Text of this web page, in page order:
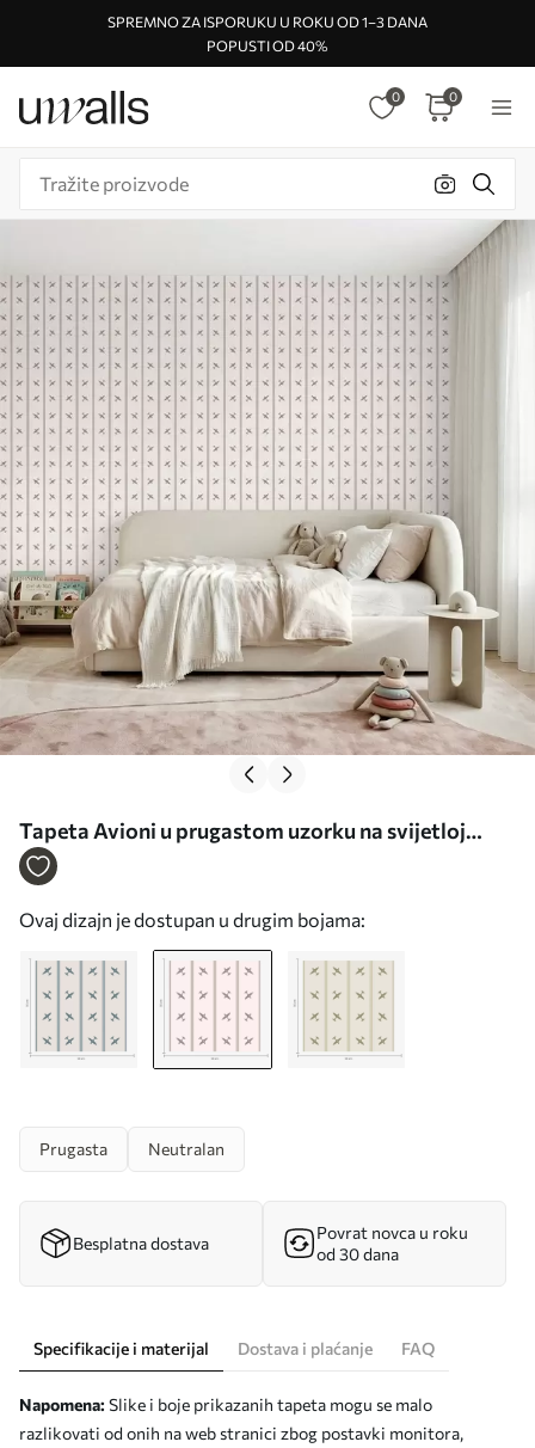
SPREMNO ZA ISPORUKU U ROKU OD 1–3 DANA
POPUSTI OD 40%
0 0
Tapeta Avioni u prugastom uzorku na svijetloj
pozadini br. a01170v1
Ovaj dizajn je dostupan u drugim bojama:
Prugasta Neutralan
Besplatna dostava
Povrat novca u roku
od 30 dana
Specifikacije i materijal Dostava i plaćanje FAQ
Napomena: Slike i boje prikazanih tapeta mogu se malo
razlikovati od onih na web stranici zbog postavki monitora,